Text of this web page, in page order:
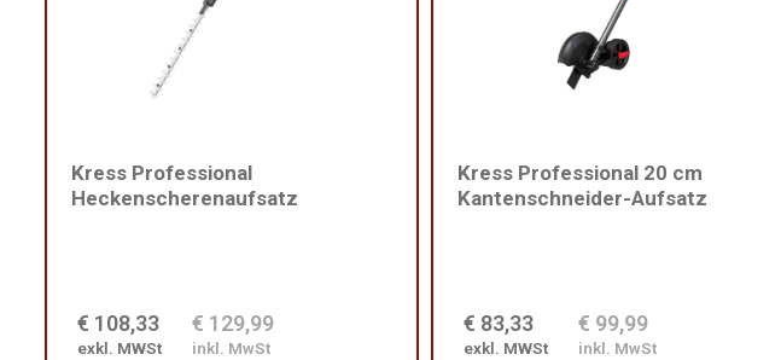
Kress Professional
Heckenscherenaufsatz
€ 108,33
exkl. MWSt
€ 129,99
inkl. MwSt
Kress Professional 20 cm
Kantenschneider-Aufsatz
€ 83,33
exkl. MWSt
€ 99,99
inkl. MwSt